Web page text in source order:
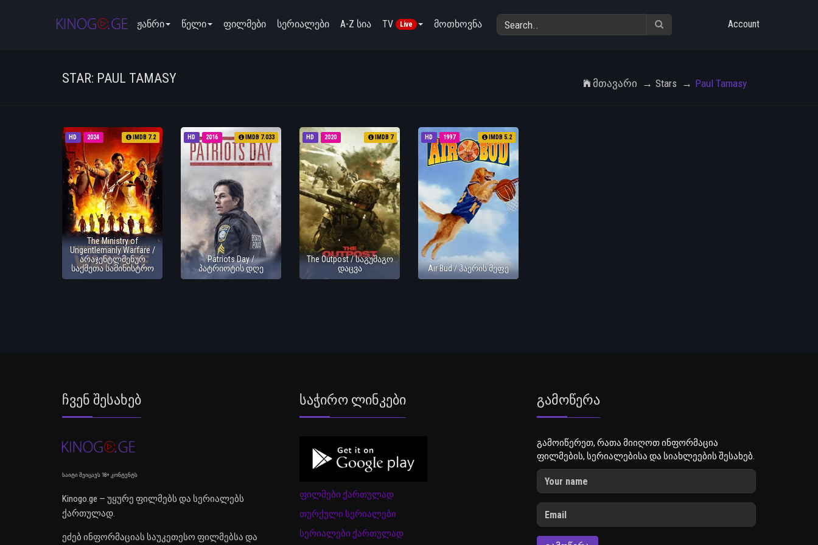
ჟანრი წელი ფილმები სერიალები A-Z სია TV Live მოთხოვნა Account
STAR: PAUL TAMASY Მთავარი Stars Paul Tamasy
HD 2024 IMDB 7.2
The Ministry of
Ungentlemanly Warfare /
არაჯენტლმენურ
საქმეთა სამინისტრო
HD 2016 IMDB 7.033
Patriots Day /
პატრიოტის დღე
HD 2020 IMDB 7
The Outpost / საგუშაგო
დაცვა
HD 1997 IMDB 5.2
Air Bud / ჰაერის მეფე
Ჩვენ Შესახებ
საიტი შეიცავს 18+ კონტენტს
Kinogo.ge — უყურე ფილმებს და სერიალებს
ქართულად.
ეძებ ინფორმაციას საუკეთესო ფილმებსა და
Საჭირო Ლინკები
ფილმები ქართულად
თურქული სერიალები
სერიალები ქართულად
Გამოწერა
გამოიწერეთ, რათა მიიღოთ ინფორმაცია
ფილმების, სერიალებისა და სიახლეების შესახებ.